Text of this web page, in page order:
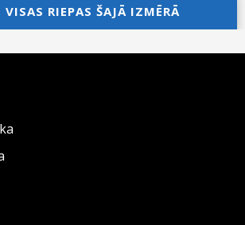
was:
€153.00.
price
is:
RIEPAS ŠAJĀ IZMĒRĀ